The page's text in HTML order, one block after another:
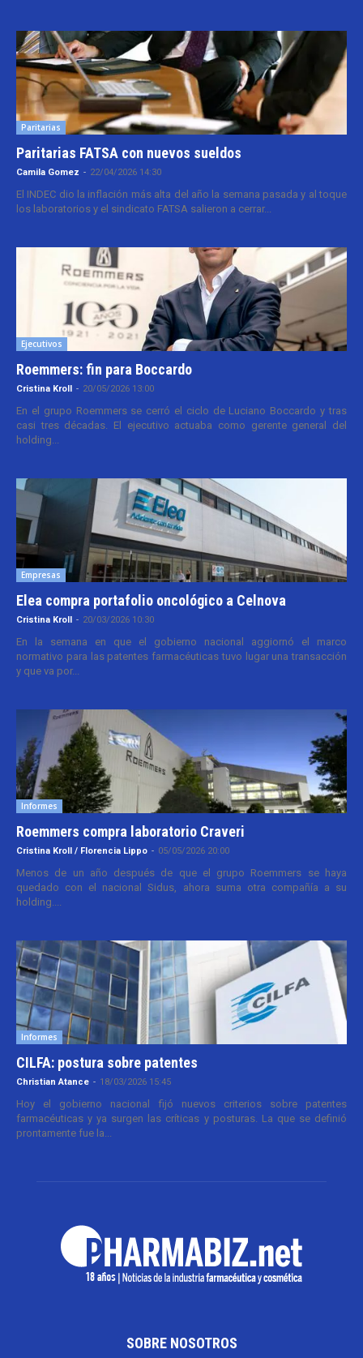
Paritarias
Paritarias FATSA con nuevos sueldos
Camila Gomez - 22/04/2026 14:30
El INDEC dio la inflación más alta del año la semana pasada y al toque
los laboratorios y el sindicato FATSA salieron a cerrar...
Ejecutivos
Roemmers: fin para Boccardo
Cristina Kroll - 20/05/2026 13:00
En el grupo Roemmers se cerró el ciclo de Luciano Boccardo y tras
casi tres décadas. El ejecutivo actuaba como gerente general del
holding...
Empresas
Elea compra portafolio oncológico a Celnova
Cristina Kroll - 20/03/2026 10:30
En la semana en que el gobierno nacional aggiornó el marco
normativo para las patentes farmacéuticas tuvo lugar una transacción
y que va por...
Informes
Roemmers compra laboratorio Craveri
Cristina Kroll / Florencia Lippo - 05/05/2026 20:00
Menos de un año después de que el grupo Roemmers se haya
quedado con el nacional Sidus, ahora suma otra compañía a su
holding....
Informes
CILFA: postura sobre patentes
Christian Atance - 18/03/2026 15:45
Hoy el gobierno nacional fijó nuevos criterios sobre patentes
farmacéuticas y ya surgen las críticas y posturas. La que se definió
prontamente fue la...
SOBRE NOSOTROS